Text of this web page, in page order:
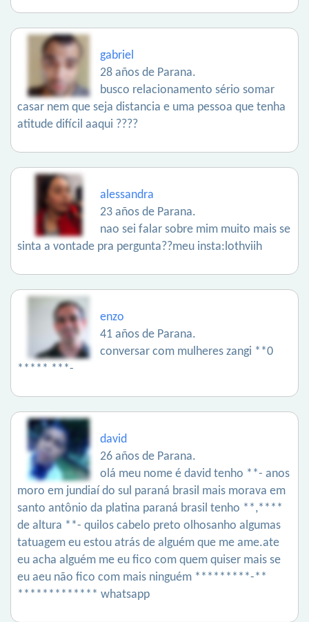
gabriel
28 años de Parana.
busco relacionamento sério somar
casar nem que seja distancia e uma pessoa que tenha
atitude difícil aaqui ????
alessandra
23 años de Parana.
nao sei falar sobre mim muito mais se
sinta a vontade pra pergunta??meu insta:lothviih
enzo
41 años de Parana.
conversar com mulheres zangi **0
***** ***-
david
26 años de Parana.
olá meu nome é david tenho **- anos
moro em jundiaí do sul paraná brasil mais morava em
santo antônio da platina paraná brasil tenho **,****
de altura **- quilos cabelo preto olhosanho algumas
tatuagem eu estou atrás de alguém que me ame.ate
eu acha alguém me eu fico com quem quiser mais se
eu aeu não fico com mais ninguém *********-**
************* whatsapp